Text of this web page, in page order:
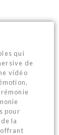
qui
de
vidéo
pour
la
offrant